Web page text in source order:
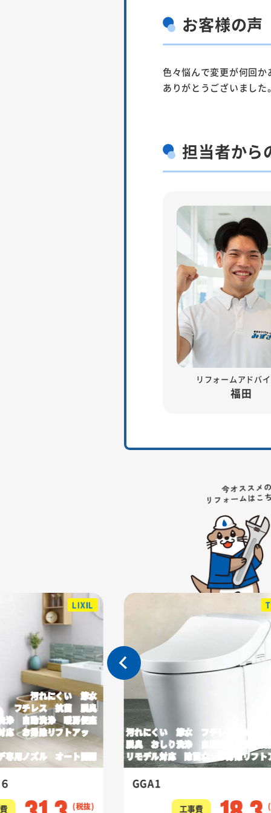
お客様の声
色々悩んで変更が何回
ありがとうございました
担当者から
リフォームアドバ
福田
LIXIL
い 節水
抗菌 脱臭
動洗浄 暖房便座
掃除リフトアッ
ル オート開閉
汚れにくい 節水 フチレス 抗菌
脱臭 おしり洗浄 自動洗浄 暖房便
リモデル対応 除菌水 お掃除リフト
GGA1
工事費